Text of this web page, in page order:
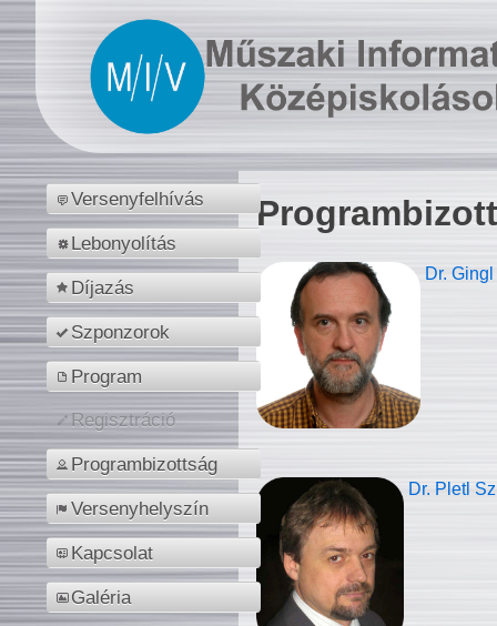
Versenyfelhívás
Lebonyolítás
Díjazás
Szponzorok
Program
Regisztráció
Programbizottság
Versenyhelyszín
Kapcsolat
Galéria
Dr.
Dr. Pletl